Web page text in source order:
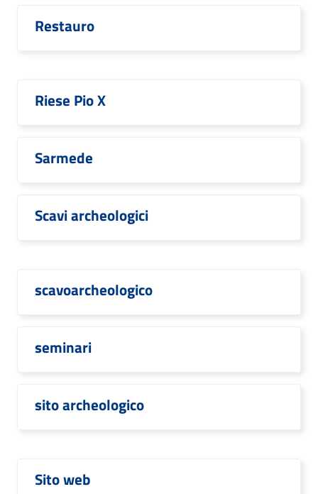
Restauro
Riese Pio X
Sarmede
Scavi archeologici
scavoarcheologico
seminari
sito archeologico
Sito web